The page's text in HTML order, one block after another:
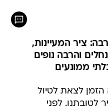
ציר המעיינות,
והרבה נופים
ממונעים
הזמן לצאת לטיול
לטובתנו. לפני